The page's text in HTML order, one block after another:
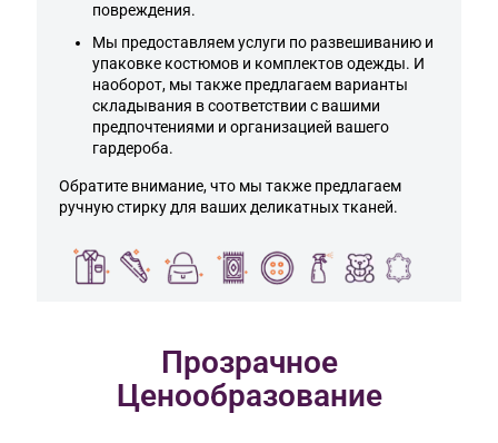
повреждения.
Мы предоставляем услуги по развешиванию и
упаковке костюмов и комплектов одежды. И
наоборот, мы также предлагаем варианты
складывания в соответствии с вашими
предпочтениями и организацией вашего
гардероба.
Обратите внимание, что мы также предлагаем
ручную стирку для ваших деликатных тканей.
Прозрачное
Ценообразование